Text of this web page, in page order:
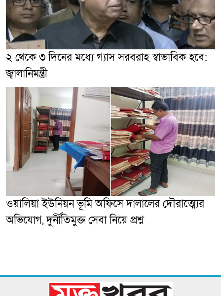
২ থেকে ৩ দিনের মধ্যে গ্যাস সরবরাহ স্বাভাবিক হবে:
জ্বালানিমন্ত্রী
ওয়ালিয়া ইউনিয়ন ভূমি অফিসে দালালের দৌরাত্ম্যের
অভিযোগ, দুর্নীতিমুক্ত সেবা নিয়ে প্রশ্ন